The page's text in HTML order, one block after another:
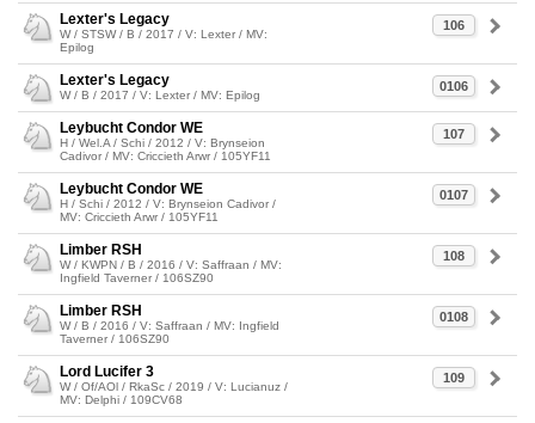
106
Lexter's Legacy
W / STSW / B / 2017 / V: Lexter / MV:
Epilog
0106
Lexter's Legacy
W / B / 2017 / V: Lexter / MV: Epilog
107
Leybucht Condor WE
H / Wel.A / Schi / 2012 / V: Brynseion
Cadivor / MV: Criccieth Arwr / 105YF11
0107
Leybucht Condor WE
H / Schi / 2012 / V: Brynseion Cadivor /
MV: Criccieth Arwr / 105YF11
108
Limber RSH
W / KWPN / B / 2016 / V: Saffraan / MV:
Ingfield Taverner / 106SZ90
0108
Limber RSH
W / B / 2016 / V: Saffraan / MV: Ingfield
Taverner / 106SZ90
109
Lord Lucifer 3
W / Of/AOl / RkaSc / 2019 / V: Lucianuz /
MV: Delphi / 109CV68